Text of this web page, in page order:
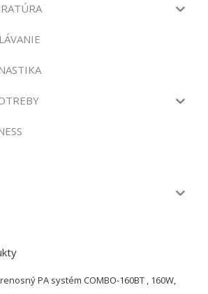
PA systém COMBO-160BT , 160W,